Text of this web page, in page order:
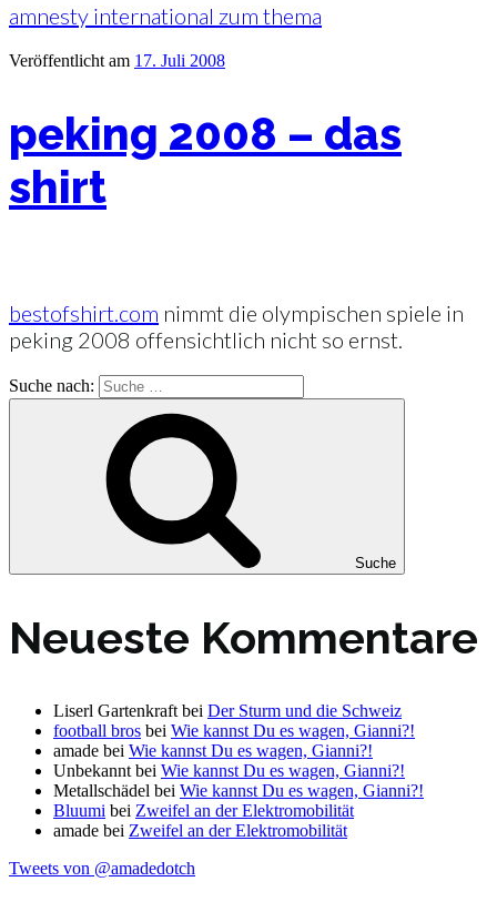
amnesty international zum thema
Veröffentlicht am 17. Juli 2008
peking 2008 – das
shirt
bestofshirt.com nimmt die olympischen spiele in
peking 2008 offensichtlich nicht so ernst.
Suche nach:
Suche
Neueste Kommentare
Liserl Gartenkraftbei Der Sturm und die Schweiz
football bros bei Wie kannst Du es wagen, Gianni?!
amade bei Wie kannst Du es wagen, Gianni?!
Unbekanntbei Wie kannst Du es wagen, Gianni?!
Metallschädel bei Wie kannst Du es wagen, Gianni?!
Bluumi bei Zweifel an der Elektromobilität
amade bei Zweifel an der Elektromobilität
Tweets von @amadedotch